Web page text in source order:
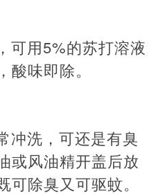
可用5%的苏打溶液
味即除。
冲洗，可还是有臭
或风油精开盖后放
除臭又可驱蚊。